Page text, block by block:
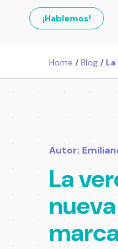
¡Hablemos!
Home / Blog /
Autor:
La